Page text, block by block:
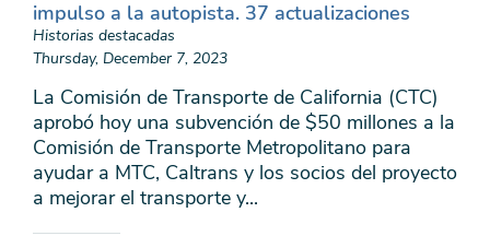
impulso a la autopista. 37 actualizaciones
Historias destacadas
Thursday, December 7, 2023
La Comisión de Transporte de California (CTC)
aprobó hoy una subvención de $50 millones a la
Comisión de Transporte Metropolitano para
ayudar a MTC, Caltrans y los socios del proyecto
a mejorar el transporte y...